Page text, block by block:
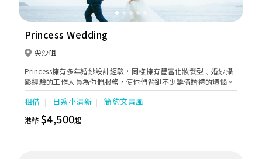
Princess Wedding
尖沙咀
Princess擁有多年婚紗設計經驗，同樣擁有豐富化妝髮型﹑婚紗攝
影經驗的工作人員為你們服務，使你們省卻不少籌備婚禮的煩惱。
租借 日系小清新 簡約文青風
港幣$4,500起